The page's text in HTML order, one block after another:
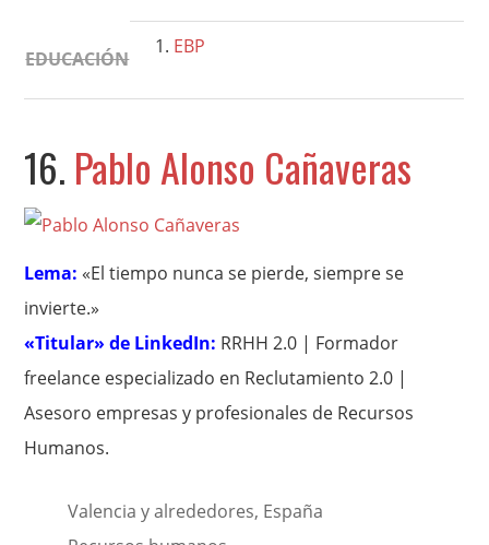
EDUCACIÓN
EBP
16. Pablo Alonso Cañaveras
Lema: «El tiempo nunca se pierde, siempre se
invierte.»
«Titular» de LinkedIn: RRHH 2.0 | Formador
freelance especializado en Reclutamiento 2.0 |
Asesoro empresas y profesionales de Recursos
Humanos.
Valencia y alrededores, España